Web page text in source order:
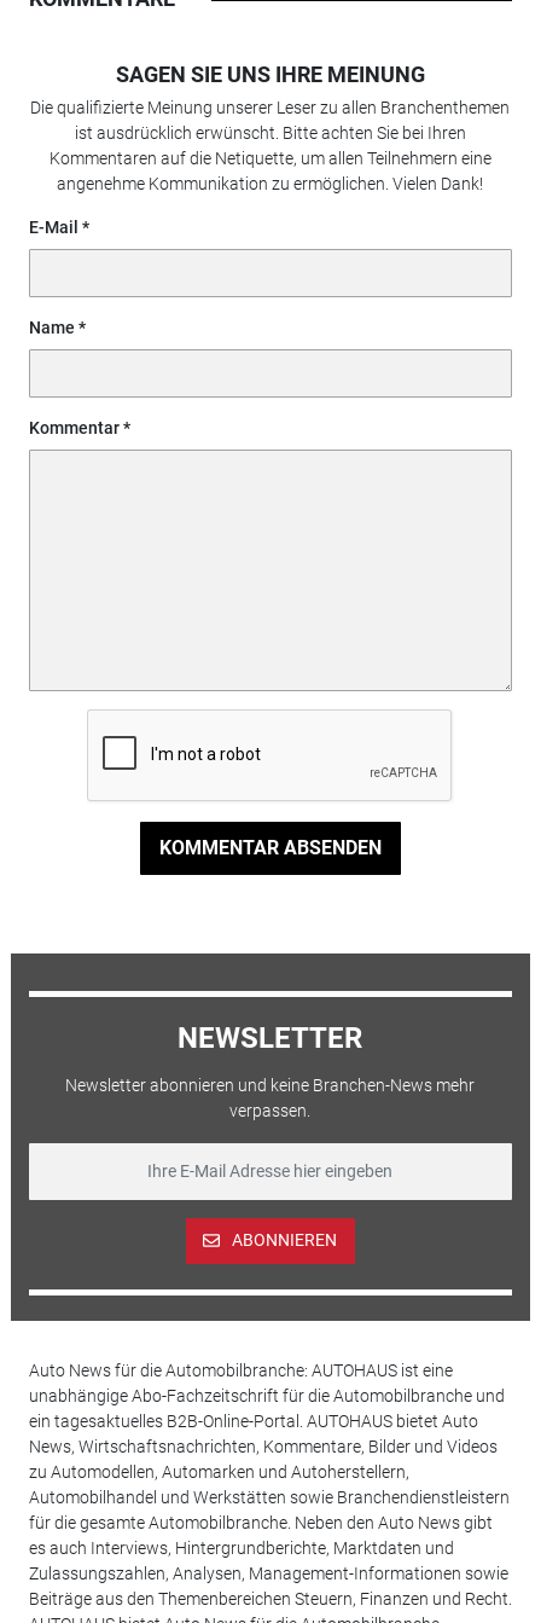
SAGEN SIE UNS IHRE MEINUNG
Die qualifizierte Meinung unserer Leser zu allen Branchenthemen
ist ausdrücklich erwünscht. Bitte achten Sie bei Ihren
Kommentaren auf die Netiquette, um allen Teilnehmern eine
angenehme Kommunikation zu ermöglichen. Vielen Dank!
E-Mail
Name
Kommentar
KOMMENTAR ABSENDEN
NEWSLETTER
Newsletter abonnieren und keine Branchen-News mehr
verpassen.
ABONNIEREN
Auto News für die Automobilbranche: AUTOHAUS ist eine
unabhängige Abo-Fachzeitschrift für die Automobilbranche und
ein tagesaktuelles B2B-Online-Portal. AUTOHAUS bietet Auto
News, Wirtschaftsnachrichten, Kommentare, Bilder und Videos
zu Automodellen, Automarken und Autoherstellern,
Automobilhandel und Werkstätten sowie Branchendienstleistern
für die gesamte Automobilbranche. Neben den Auto News gibt
es auch Interviews, Hintergrundberichte, Marktdaten und
Zulassungszahlen, Analysen, Management-Informationen sowie
Beiträge aus den Themenbereichen Steuern, Finanzen und Recht.